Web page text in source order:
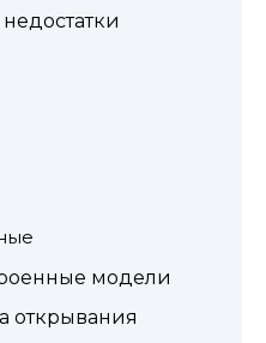
модели
открывания